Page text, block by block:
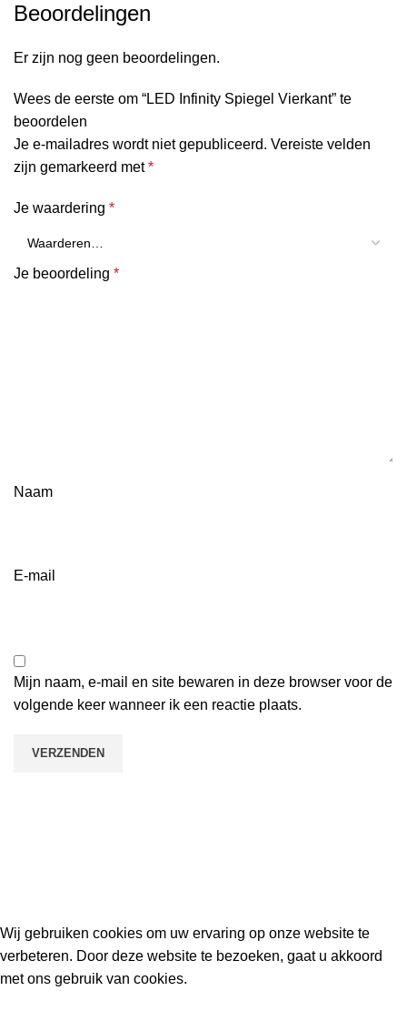
Beoordelingen
Er zijn nog geen beoordelingen.
Wees de eerste om “LED Infinity Spiegel Vierkant” te
beoordelen
Je e-mailadres wordt niet gepubliceerd. Vereiste velden
zijn gemarkeerd met*
Je waardering *
Je beoordeling *
Naam
E-mail
Mijn naam, e-mail en site bewaren in deze browser voor de
volgende keer wanneer ik een reactie plaats.
Wij gebruiken cookies om uw ervaring op onze website te
verbeteren. Door deze website te bezoeken, gaat u akkoord
met ons gebruik van cookies.